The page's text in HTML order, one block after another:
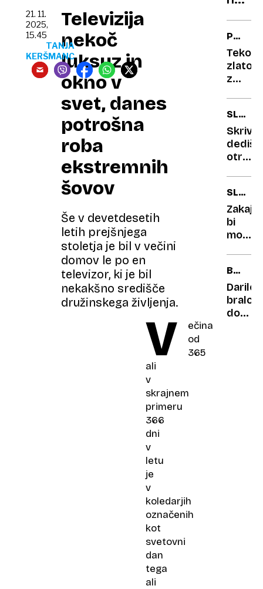
Televizija
nekoč
luksuz in
okno v
svet, danes
potrošna
roba
ekstremnih
šovov
Še v devetdesetih
letih prejšnjega
stoletja je bil v večini
domov le po en
televizor, ki je bil
nekakšno središče
družinskega življenja.
21. 11.
2025,
15.45
TANJA
KERŠMANC
V
ečina
od
365
ali
v
skrajnem
primeru
366
dni
v
letu
je
v
koledarjih
označenih
kot
svetovni
dan
tega
ali
na
svetu
Tekoče
zlato
z
plače
za
ZAJTRK
Zakaj
bi
morali
pojesti
žlico
medu?
Darilo
do